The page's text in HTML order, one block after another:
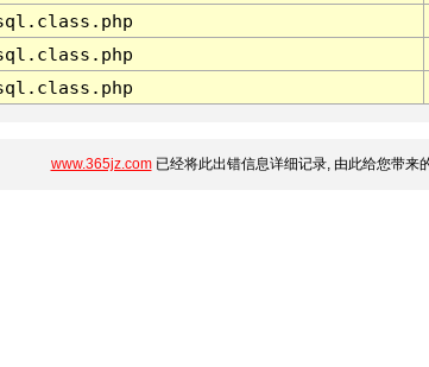
www.365jz.com已经将此出错信息详细记录, 由此给您带来